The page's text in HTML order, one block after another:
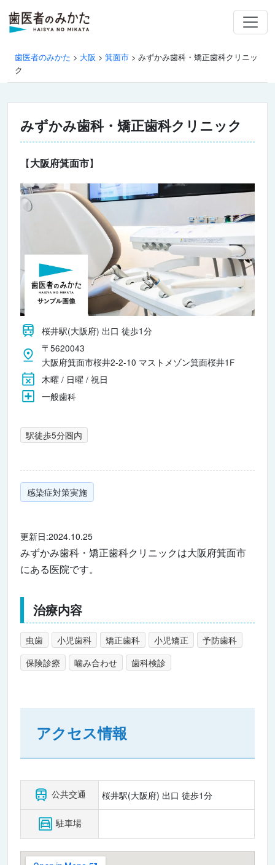
歯医者のみかた > 大阪 > 箕面市 > みずかみ歯科・矯正歯科クリニッ
ク
みずかみ歯科・矯正歯科クリニック
【大阪府箕面市】
桜井駅(大阪府) 出口 徒歩1分
〒5620043
大阪府箕面市桜井2-2-10 マストメゾン箕面桜井1F
木曜 / 日曜 / 祝日
一般歯科
駅徒歩5分圏内
感染症対策実施
更新日:2024.10.25
みずかみ歯科・矯正歯科クリニックは大阪府箕面市
にある医院です。
治療内容
虫歯 小児歯科 矯正歯科 小児矯正
予防歯科
保険診療
噛み合わせ 歯科検診
アクセス情報
公共交通 桜井駅(大阪府) 出口 徒歩1分
駐車場